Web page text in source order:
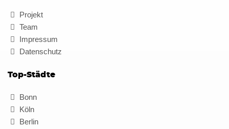
Projekt
Team
Impressum
Datenschutz
Top-Städte
Bonn
Köln
Berlin